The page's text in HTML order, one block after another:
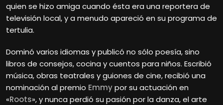
quien se hizo amiga cuando ésta era una reportera de
televisión local, y a menudo apareció en su programa de
tertulia.
Dominó varios idiomas y publicó no sólo poesía, sino
libros de consejos, cocina y cuentos para niños. Escribió
música, obras teatrales y guiones de cine, recibió una
nominación al premio Emmypor su actuación en
«Roots», y nunca perdió su pasión por la danza, el arte